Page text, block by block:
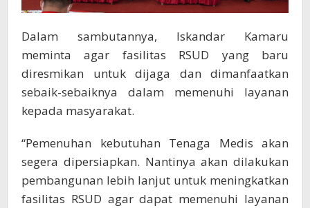
Dalam sambutannya, Iskandar Kamaru
meminta agar fasilitas RSUD yang baru
diresmikan untuk dijaga dan dimanfaatkan
sebaik-sebaiknya dalam memenuhi layanan
kepada masyarakat.
“Pemenuhan kebutuhan Tenaga Medis akan
segera dipersiapkan. Nantinya akan dilakukan
pembangunan lebih lanjut untuk meningkatkan
fasilitas RSUD agar dapat memenuhi layanan